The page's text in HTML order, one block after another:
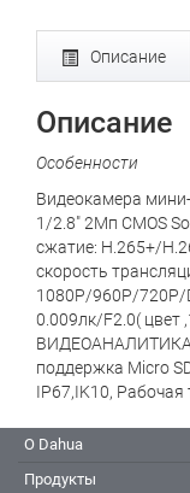
Описание
Описание
Особенности
Видеокамера
1/2.8" 2Mп CMOS
сжатие: H.265+/
скорость
1080Р/960P/720Р/
0.009лк/F2.0( цвет
ВИДЕОАНАЛИТИКА,
поддержка Micro
IP67,IK10, Рабочая
О Dahua
Продукты